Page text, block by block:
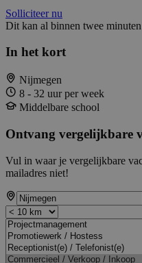
Solliciteer nu
Dit kan al binnen twee minuten
In het kort
Nijmegen
8 - 32 uur per week
Middelbare school
Ontvang vergelijkbare
Vul in waar je vergelijkbare
mailadres niet!